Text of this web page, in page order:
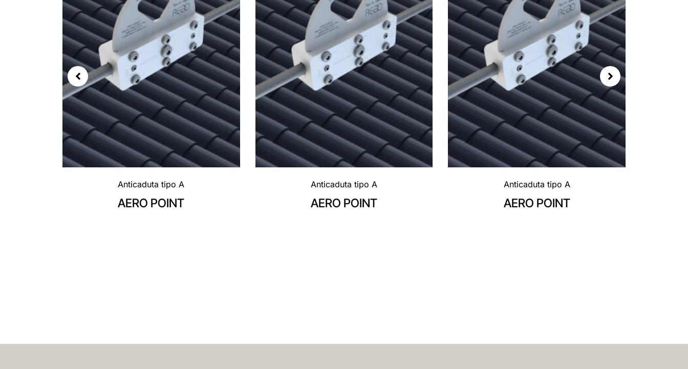
Anticaduta tipo A
AERO POINT
Anticaduta tipo A
AERO POINT
Anticaduta tipo A
AERO POINT